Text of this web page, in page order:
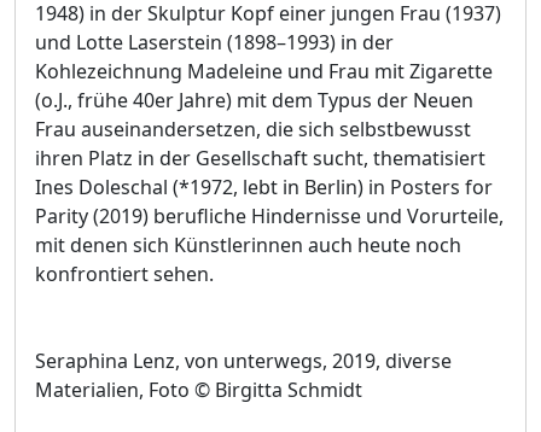
1948) in der Skulptur Kopf einer jungen Frau (1937)
und Lotte Laserstein (1898–1993) in der
Kohlezeichnung Madeleine und Frau mit Zigarette
(o.J., frühe 40er Jahre) mit dem Typus der Neuen
Frau auseinandersetzen, die sich selbstbewusst
ihren Platz in der Gesellschaft sucht, thematisiert
Ines Doleschal (*1972, lebt in Berlin) in Posters for
Parity (2019) berufliche Hindernisse und Vorurteile,
mit denen sich Künstlerinnen auch heute noch
konfrontiert sehen.
Seraphina Lenz, von unterwegs, 2019, diverse
Materialien, Foto © Birgitta Schmidt